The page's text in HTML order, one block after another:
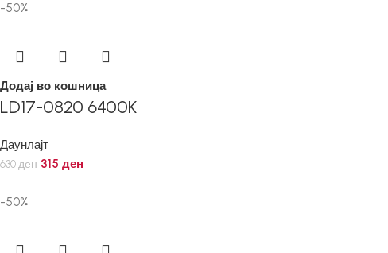
-50%
Додај во кошница
LD17-0820 6400K
Даунлајт
630ден 315 ден
-50%